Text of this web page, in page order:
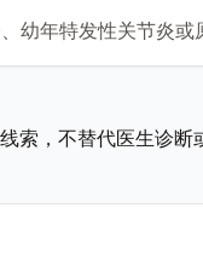
幼年特发性关节炎
索，不替代医生诊